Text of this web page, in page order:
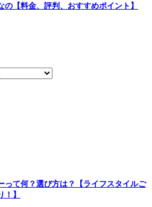
【料金、評判、おすすめポイント】
って何？選び方は？【ライフスタイルご
】